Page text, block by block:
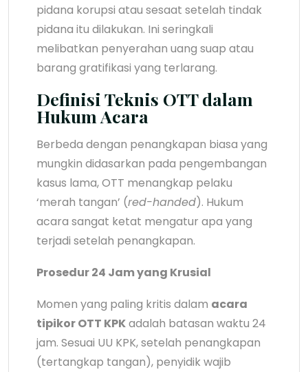
pidana korupsi atau sesaat setelah tindak
pidana itu dilakukan. Ini seringkali
melibatkan penyerahan uang suap atau
barang gratifikasi yang terlarang.
Definisi Teknis OTT dalam
Hukum Acara
Berbeda dengan penangkapan biasa yang
mungkin didasarkan pada pengembangan
kasus lama, OTT menangkap pelaku
‘merah tangan’ (red-handed). Hukum
acara sangat ketat mengatur apa yang
terjadi setelah penangkapan.
Prosedur 24 Jam yang Krusial
Momen yang paling kritis dalam acara
tipikor OTT KPKadalah batasan waktu 24
jam. Sesuai UU KPK, setelah penangkapan
(tertangkap tangan), penyidik wajib